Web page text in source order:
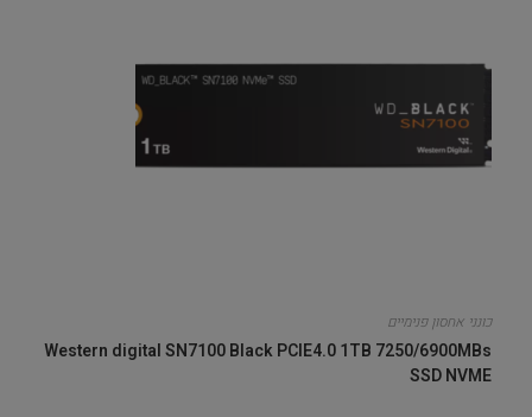
כונני אחסון פנימיים
Western digital SN7100 Black PCIE4.0 1TB 7250/6900MBs
SSD NVME